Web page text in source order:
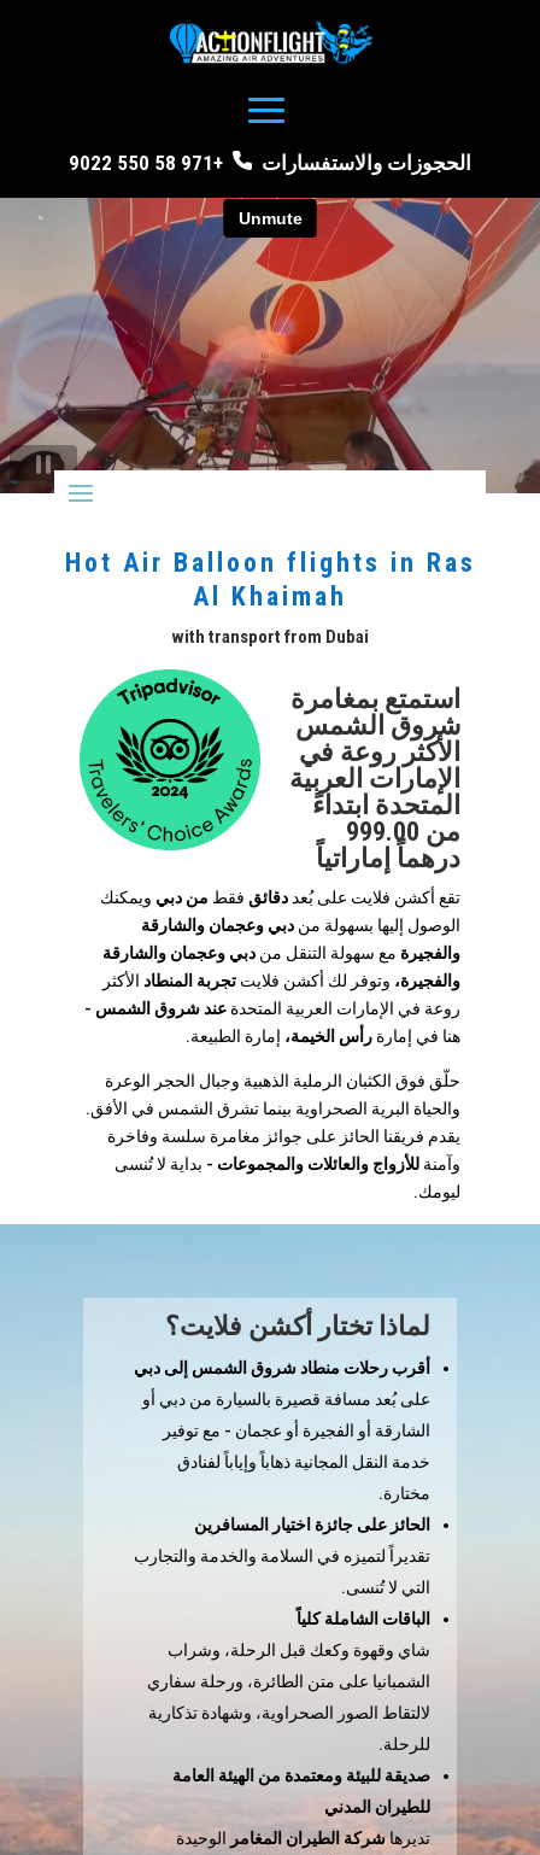
الحجوزات والاستفسارات +971 58 550 9022
Hot Air Balloon flights in Ras
Al Khaimah
with transport from Dubai
استمتع بمغامرة
شروق الشمس
الأكثر روعة في
الإمارات العربية
المتحدة ابتداءً
من 999.00
درهماً إماراتياً
تقع أكشن فلايت على بُعد دقائق فقط من دبي ويمكنك
الوصول إليها بسهولة من دبي وعجمان والشارقة
والفجيرة مع سهولة التنقل من دبي وعجمان والشارقة
والفجيرة، وتوفر لك أكشن فلايت تجربة المنطادالأكثر
روعة في الإمارات العربية المتحدة عند شروق الشمس -
هنا في إمارة رأس الخيمة، إمارة الطبيعة.
حلّق فوق الكثبان الرملية الذهبية وجبال الحجر الوعرة
والحياة البرية الصحراوية بينما تشرق الشمس في الأفق.
يقدم فريقنا الحائز على جوائز مغامرة سلسة وفاخرة
وآمنة للأزواج والعائلات والمجموعات - بداية لا تُنسى
ليومك.
لماذا تختار أكشن فلايت؟
أقرب رحلات منطاد شروق الشمس إلى دبي
على بُعد مسافة قصيرة بالسيارة من دبي أو
الشارقة أو الفجيرة أو عجمان - مع توفير
خدمة النقل المجانية ذهاباً وإياباً لفنادق
مختارة.
الحائز على جائزة اختيار المسافرين
تقديراً لتميزه في السلامة والخدمة والتجارب
التي لا تُنسى.
الباقات الشاملة كلياً
شاي وقهوة وكعك قبل الرحلة، وشراب
الشمبانيا على متن الطائرة، ورحلة سفاري
لالتقاط الصور الصحراوية، وشهادة تذكارية
للرحلة.
صديقة للبيئة ومعتمدة من الهيئة العامة
للطيران المدني
تديرهاشركة الطيران المغامر الوحيدة